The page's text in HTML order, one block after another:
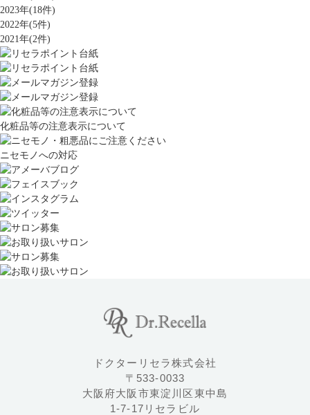
2023年(18件)
2022年(5件)
2021年(2件)
化粧品等の注意表示について
ニセモノへの対応
ドクターリセラ株式会社
〒533-0033
大阪府大阪市東淀川区東中島
1-7-17リセラビル